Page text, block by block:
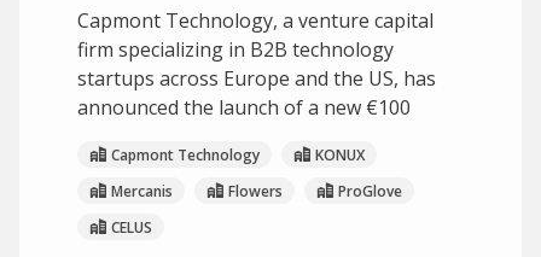
Capmont Technology, a venture capital
firm specializing in B2B technology
startups across Europe and the US, has
announced the launch of a new €100
Capmont Technology
KONUX
Mercanis
Flowers
ProGlove
CELUS